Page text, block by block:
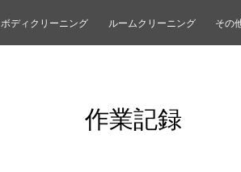
ボディクリーニング ルームクリーニング その
作業記録